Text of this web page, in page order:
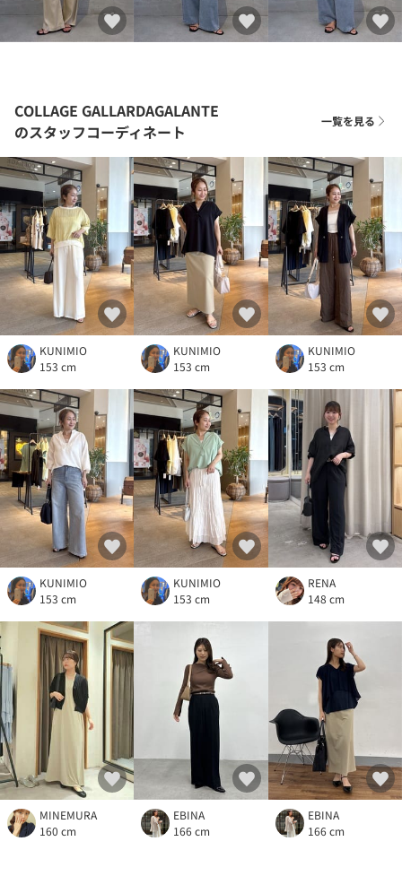
COLLAGE GALLARDAGALANTE
のスタッフコーディネート
一覧を見る
KUNIMIO
153 cm
KUNIMIO
153 cm
KUNIMIO
153 cm
KUNIMIO
153 cm
KUNIMIO
153 cm
RENA
148 cm
MINEMURA
160 cm
EBINA
166 cm
EBINA
166 cm